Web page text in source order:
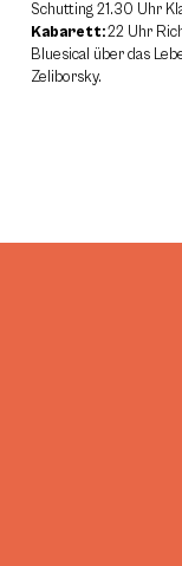
Schutting 21.30 Uhr
Kabarett:22 Uhr
Bluesical über das
Zeliborsky.